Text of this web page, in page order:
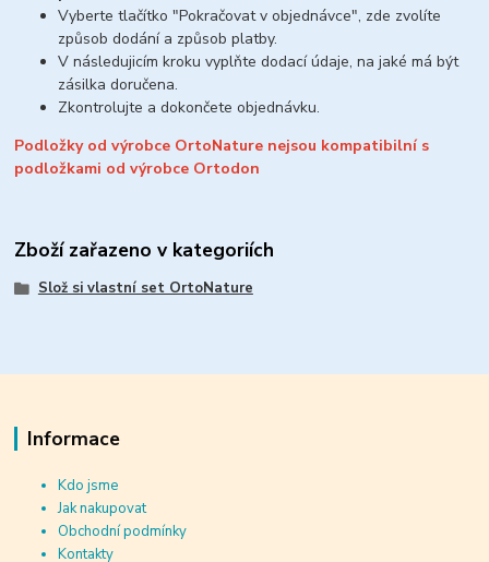
Vyberte tlačítko "Pokračovat v objednávce", zde zvolíte
způsob dodání a způsob platby.
V následujicím kroku vyplňte dodací údaje, na jaké má být
zásilka doručena.
Zkontrolujte a dokončete objednávku.
Podložky od výrobce OrtoNature nejsou kompatibilní s
podložkami od výrobce Ortodon
Zboží zařazeno v kategoriích
Slož si vlastní set OrtoNature
Informace
Kdo jsme
Jak nakupovat
Obchodní podmínky
Kontakty